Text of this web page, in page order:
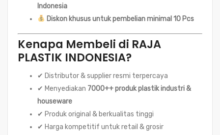
Indonesia
Diskon khusus untuk pembelian minimal 10 Pcs
Kenapa Membeli di RAJA
PLASTIK INDONESIA?
✔ Distributor & supplier resmi terpercaya
✔ Menyediakan 7000++ produk plastik industri &
houseware
✔ Produk original & berkualitas tinggi
✔ Harga kompetitif untuk retail & grosir